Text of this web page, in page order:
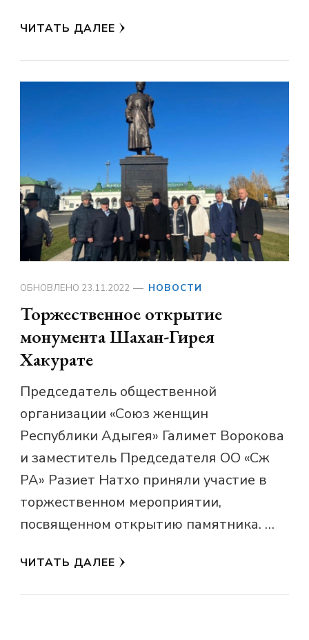
ЧИТАТЬ ДАЛЕЕ
ОБНОВЛЕНО 23.11.2022 НОВОСТИ
Торжественное открытие
монумента Шахан-Гирея
Хакурате
Председатель общественной
организации «Союз женщин
Республики Адыгея» Галимет Ворокова
и заместитель Председателя ОО «Сж
РА» Разиет Натхо приняли участие в
торжественном мероприятии,
посвященном открытию памятника. …
ЧИТАТЬ ДАЛЕЕ